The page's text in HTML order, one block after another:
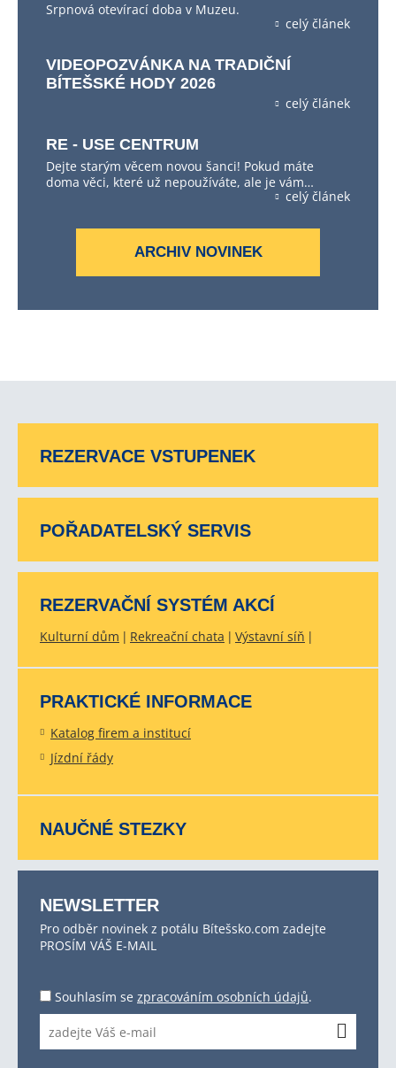
Srpnová otevírací doba v Muzeu.
celý článek
VIDEOPOZVÁNKA NA TRADIČNÍ
BÍTEŠSKÉ HODY 2026
celý článek
RE - USE CENTRUM
Dejte starým věcem novou šanci! Pokud máte
doma věci, které už nepoužíváte, ale je vám…
celý článek
ARCHIV NOVINEK
REZERVACE VSTUPENEK
POŘADATELSKÝ SERVIS
REZERVAČNÍ SYSTÉM AKCÍ
Kulturní dům Rekreační chata Výstavní síň
PRAKTICKÉ INFORMACE
Katalog firem a institucí
Jízdní řády
NAUČNÉ STEZKY
NEWSLETTER
Pro odběr novinek z potálu Bítešsko.com zadejte
PROSÍM VÁŠ E-MAIL
Souhlasím se zpracováním osobních údajů.